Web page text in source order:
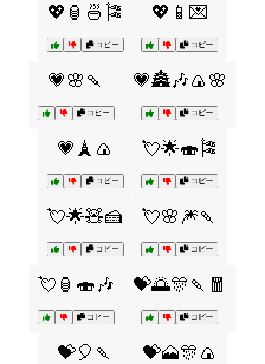
💖🏮🍜🎏
コピー
💖📱💌
コピー
💗🌸🍡
コピー
💗🏯🎶🍙🌸
コピー
💗🗼🍙
コピー
💘🌟🍣🎏
コピー
💘🌟🧸🍰
コピー
💘🌸🎆🍡
コピー
💘🏮🍣🎶
コピー
💝🌅🎊🍡🧧
コピー
💝🎈🍡 💝🗻🎊🍙